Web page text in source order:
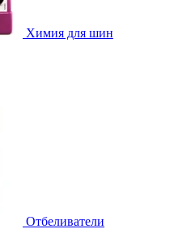
Химия для шин
Отбеливатели